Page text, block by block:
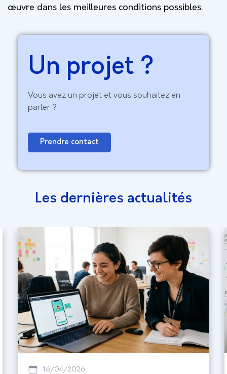
œuvre dans les meilleures conditions possibles.
Un projet ?
Vous avez un projet et vous souhaitez en
parler ?
Prendre contact
Les dernières actualités
16/04/2026